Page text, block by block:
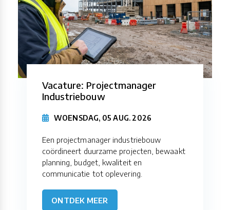
Vacature: Projectmanager
Industriebouw
WOENSDAG, 05 AUG. 2026
Een projectmanager industriebouw
coördineert duurzame projecten, bewaakt
planning, budget, kwaliteit en
communicatie tot oplevering.
ONTDEK MEER